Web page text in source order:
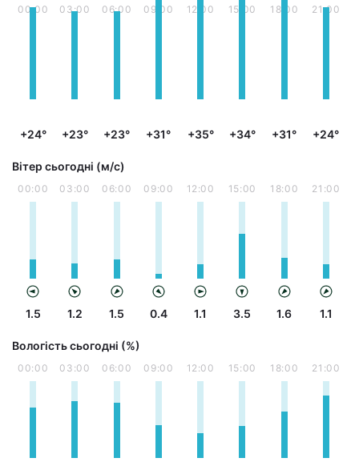
00:00
+24°
03:00
+23°
06:00
+23°
09:00
+31°
12:00
+35°
15:00
+34°
18:00
+31°
21:00
+24°
Вітер сьогодні (м/с)
00:00
1.5
03:00
1.2
06:00
1.5
09:00
0.4
12:00
1.1
15:00
3.5
18:00
1.6
21:00
1.1
Вологість сьогодні (%)
00:00 03:00 06:00 09:00 12:00 15:00 18:00 21:00